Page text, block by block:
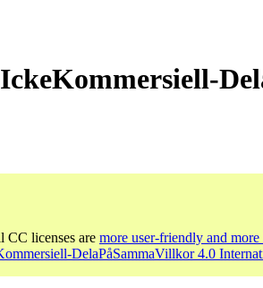
CC licenses are more user-friendly and
DelaPåSammaVillkor 4.0